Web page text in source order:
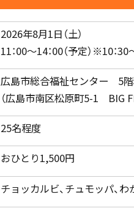
2026年8月1日（土）
11：00～14：00（予定）※10：
広島市総合福祉センター 5
（広島市南区松原町5-1 BIG
25名程度
おひとり1,500円
チョッカルビ、チュモッパ、